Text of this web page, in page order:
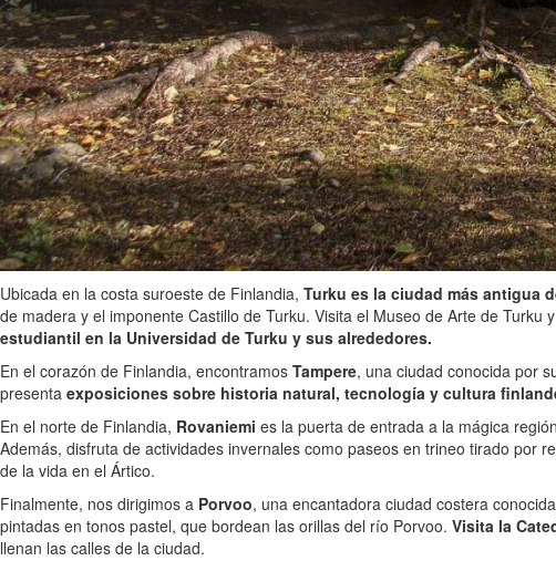
Ubicada en la costa suroeste de Finlandia, Turku es la ciudad más antigua
de madera y el imponente Castillo de Turku. Visita el Museo de Arte de Turku
estudiantil en la Universidad de Turku y sus alrededores.
En el corazón de Finlandia, encontramos Tampere, una ciudad conocida por
presenta exposiciones sobre historia natural, tecnología y cultura
En el norte de Finlandia, Rovaniemi es la puerta de entrada a la mágica
Además, disfruta de actividades invernales como paseos en trineo tirado por
de la vida en el Ártico.
Finalmente, nos dirigimos a Porvoo, una encantadora ciudad costera
pintadas en tonos pastel, que bordean las orillas del río Porvoo. Visita la
llenan las calles de la ciudad.